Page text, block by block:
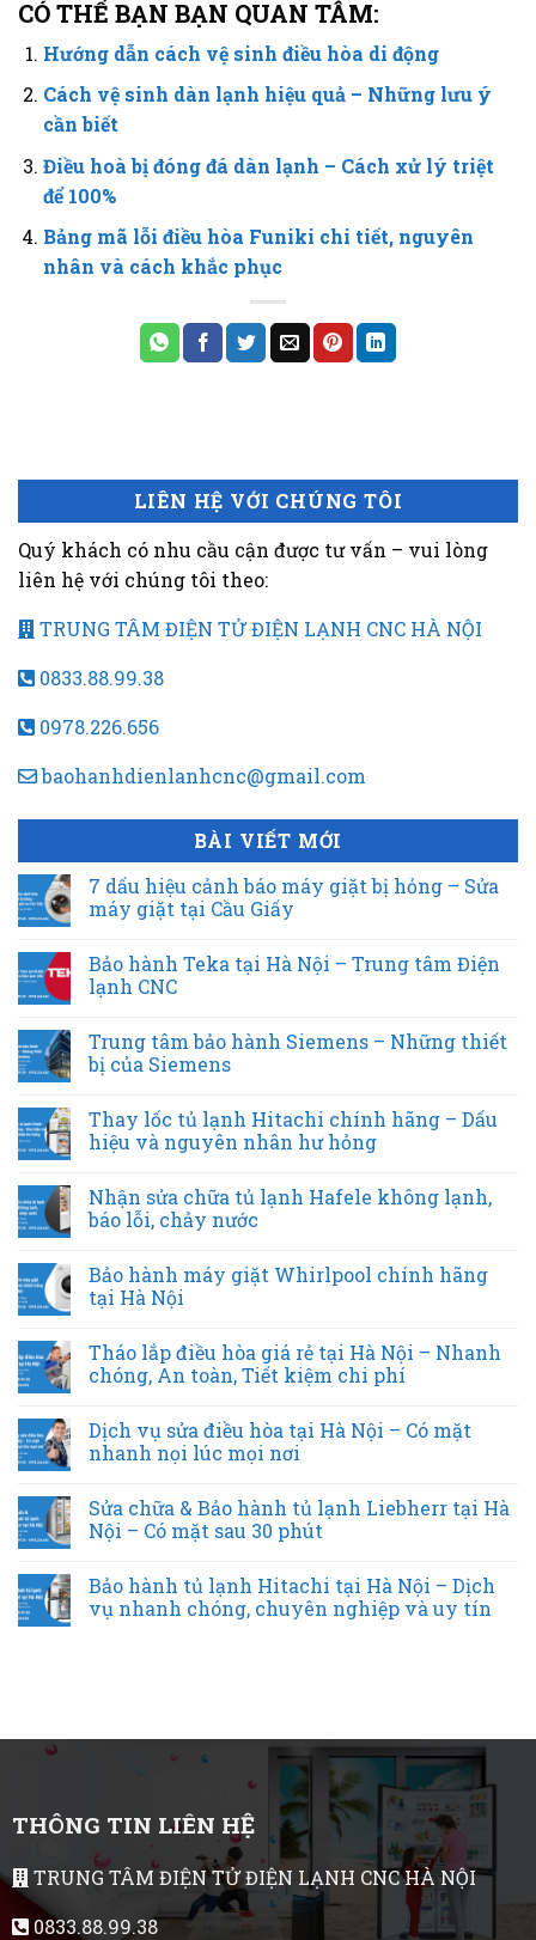
CÓ THẾ BẠN BẠN QUAN TÂM:
Hướng dẫn cách vệ sinh điều hòa di động
Cách vệ sinh dàn lạnh hiệu quả – Những lưu ý
cần biết
Điều hoà bị đóng đá dàn lạnh – Cách xử lý triệt
để 100%
Bảng mã lỗi điều hòa Funiki chi tiết, nguyên
nhân và cách khắc phục
LIÊN HỆ VỚI CHÚNG TÔI
Quý khách có nhu cầu cận được tư vấn – vui lòng
liên hệ với chúng tôi theo:
TRUNG TÂM ĐIỆN TỬ ĐIỆN LẠNH CNC HÀ NỘI
0833.88.99.38
0978.226.656
baohanhdienlanhcnc@gmail.com
BÀI VIẾT MỚI
7 dấu hiệu cảnh báo máy giặt bị hỏng – Sửa
máy giặt tại Cầu Giấy
Bảo hành Teka tại Hà Nội – Trung tâm Điện
lạnh CNC
Trung tâm bảo hành Siemens – Những thiết
bị của Siemens
Thay lốc tủ lạnh Hitachi chính hãng – Dấu
hiệu và nguyên nhân hư hỏng
Nhận sửa chữa tủ lạnh Hafele không lạnh,
báo lỗi, chảy nước
Bảo hành máy giặt Whirlpool chính hãng
tại Hà Nội
Tháo lắp điều hòa giá rẻ tại Hà Nội – Nhanh
chóng, An toàn, Tiết kiệm chi phí
Dịch vụ sửa điều hòa tại Hà Nội – Có mặt
nhanh nọi lúc mọi nơi
Sửa chữa & Bảo hành tủ lạnh Liebherr tại Hà
Nội – Có mặt sau 30 phút
Bảo hành tủ lạnh Hitachi tại Hà Nội – Dịch
vụ nhanh chóng, chuyên nghiệp và uy tín
THÔNG TIN LIÊN HỆ
TRUNG TÂM ĐIỆN TỬ ĐIỆN LẠNH CNC HÀ NỘI
0833.88.99.38